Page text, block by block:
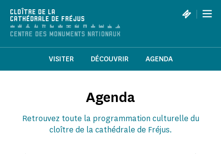
CLOÎTRE DE LA
CATHÉDRALE DE FRÉJUS
|
VISITER DÉCOUVRIR AGENDA
Agenda
Retrouvez toute la programmation culturelle du
cloître de la cathédrale de Fréjus.